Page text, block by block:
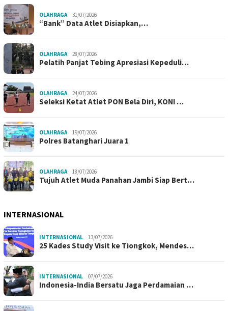
OLAHRAGA 31/07/2026
“Bank” Data Atlet Disiapkan,…
OLAHRAGA 28/07/2026
Pelatih Panjat Tebing Apresiasi Kepeduli…
OLAHRAGA 24/07/2026
Seleksi Ketat Atlet PON Bela Diri, KONI …
OLAHRAGA 19/07/2026
Polres Batanghari Juara 1
OLAHRAGA 18/07/2026
Tujuh Atlet Muda Panahan Jambi Siap Bert…
INTERNASIONAL
INTERNASIONAL 13/07/2026
25 Kades Study Visit ke Tiongkok, Mendes…
INTERNASIONAL 07/07/2026
Indonesia-India Bersatu Jaga Perdamaian …